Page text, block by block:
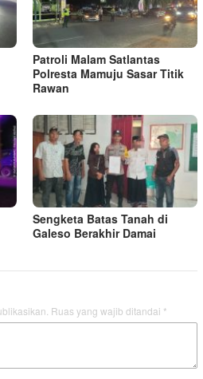
Patroli Malam Satlantas
Polresta Mamuju Sasar Titik
Rawan
Sengketa Batas Tanah di
Galeso Berakhir Damai
Ruas yang wajib ditandai *